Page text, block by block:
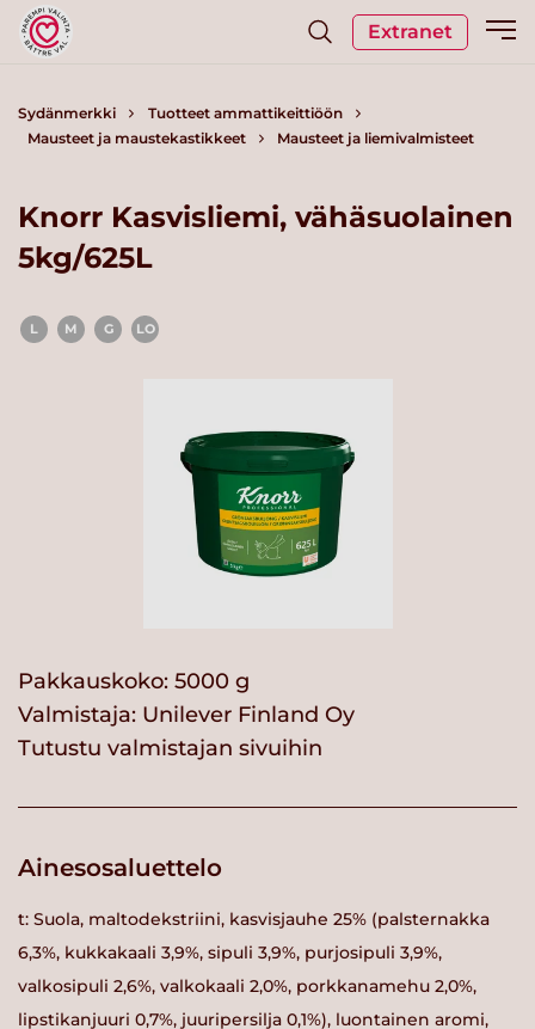
Extranet
Sydänmerkki
Tuotteet ammattikeittiöön
Mausteet ja maustekastikkeet
Mausteet ja liemivalmisteet
Knorr Kasvisliemi, vähäsuolainen
5kg/625L
L M G LO
Pakkauskoko: 5000 g
Valmistaja: Unilever Finland Oy
Tutustu valmistajan sivuihin
Ainesosaluettelo
t: Suola, maltodekstriini, kasvisjauhe 25% (palsternakka
6,3%, kukkakaali 3,9%, sipuli 3,9%, purjosipuli 3,9%,
valkosipuli 2,6%, valkokaali 2,0%, porkkanamehu 2,0%,
lipstikanjuuri 0,7%, juuripersilja 0,1%), luontainen aromi,